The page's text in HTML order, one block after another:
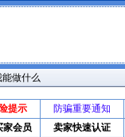
能做什么
提示
防骗重要通知
家会员 卖家快速认证